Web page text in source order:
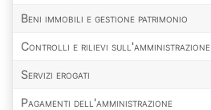
Beni immobili e gestione patrimonio
Controlli e rilievi sull'amministrazione
Servizi erogati
Pagamenti dell'amministrazione